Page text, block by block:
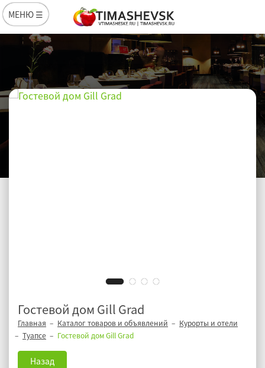
МЕНЮ ☰
Гостевой дом Gill Grad
Главная Каталог товаров и объявлений
Курорты и отели
Туапсе
Гостевой дом Gill Grad
Назад